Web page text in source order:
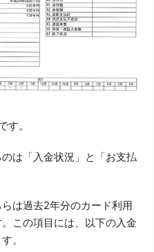
す。
は「入金状況」と「お支払
は過去2年分のカード利用
この項目には、以下の入金
。